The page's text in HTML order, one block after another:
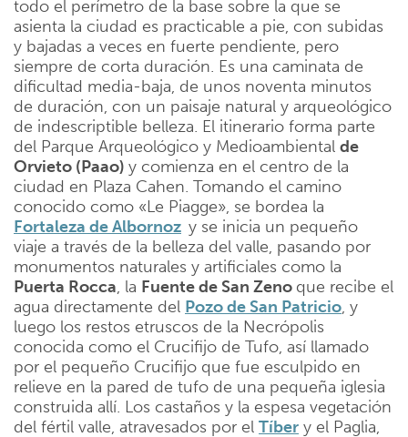
todo el perímetro de la base sobre la que se
asienta la ciudad es practicable a pie, con subidas
y bajadas a veces en fuerte pendiente, pero
siempre de corta duración. Es una caminata de
dificultad media-baja, de unos noventa minutos
de duración, con un paisaje natural y arqueológico
de indescriptible belleza. El itinerario forma parte
del Parque Arqueológico y Medioambiental de
Orvieto (Paao) y comienza en el centro de la
ciudad en Plaza Cahen. Tomando el camino
conocido como «Le Piagge», se bordea la
Fortaleza deAlbornoz y se inicia un pequeño
viaje a través de la belleza del valle, pasando por
monumentos naturales y artificiales como la
Puerta Rocca, la Fuente de San Zeno que recibe el
agua directamente del Pozo de San Patricio, y
luego los restos etruscos de la Necrópolis
conocida como el Crucifijo de Tufo, así llamado
por el pequeño Crucifijo que fue esculpido en
relieve en la pared de tufo de una pequeña iglesia
construida allí. Los castaños y la espesa vegetación
del fértil valle, atravesados por el Tíber y el Paglia,